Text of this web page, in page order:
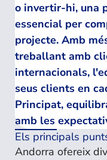
o invertir-hi, una
essencial per
projecte. Amb
treballant amb
internacionals,
seus clients en
Principat,
amb les
Els principals
Andorra ofereix